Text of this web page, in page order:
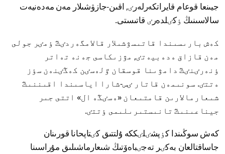
جيىنعا قوعام قايراتكەرلەرٸ, اقىن-جازۋشىلار مەن مەدەنيەت
سالاسىنىڭ ٶكٸلدەرٸ قاتىستى.
كەش بارىسىندا قاتىسۋشىلار قالامگەردٸڭ ٶمٸر جولى
مەن قازاق ەدەبيەتٸ, مۋزىكاسى جەنە تەاتر
ٶنەرٸنٸڭ دامۋىنا قوسقان ٷلەسٸن كەڭٸنەن سٶز
ەتتٸ. سونىمەن قاتار ٸس-شارا اياسىندا اقىننىڭ
شىعارمالارىن قامتىعان «ەسٸڭە ال» اتتى جىر
جيناعىنىڭ تانىستىرىلىمى ٶتتٸ.
كەش سوڭىندا كٶپشٸلٸككە ۇلتتىق كٸتاپحانا قورىنان
جاساقتالعان بەكٸر تەجٸباەۆتىڭ شىعارماشىلىق مۇراسىنا